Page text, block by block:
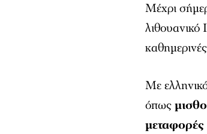
Μέχρι
λιθουανικό
Με
όπως
μεταφορές